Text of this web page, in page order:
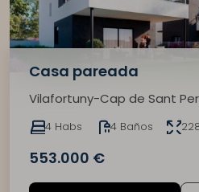
Casa pareada
Vilafortuny-Cap de Sant
4 Habs 4 Baños
553.000 €